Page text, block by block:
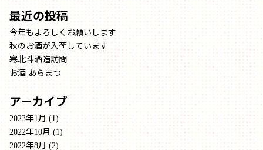
最近の投稿
今年もよろしくお願いします
秋のお酒が入荷しています
寒北斗酒造訪問
お酒 あらまつ
アーカイブ
2023年1月(1)
2022年10月 (1)
2022年8月(2)